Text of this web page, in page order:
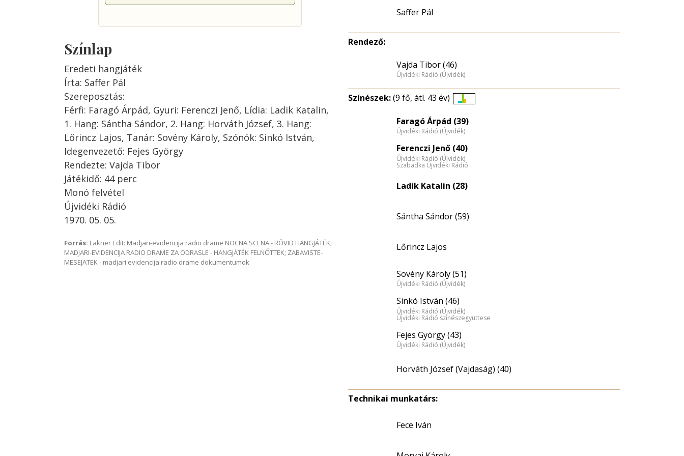
Színlap
Eredeti hangjáték
Írta: Saffer Pál
Szereposztás:
Férfi: Faragó Árpád, Gyuri: Ferenczi Jenő, Lídia: Ladik Katalin,
1. Hang: Sántha Sándor, 2. Hang: Horváth József, 3. Hang:
Lőrincz Lajos, Tanár: Sovény Károly, Szónók: Sinkó István,
Idegenvezető: Fejes György
Rendezte: Vajda Tibor
Játékidő: 44 perc
Monó felvétel
Újvidéki Rádió
1970. 05. 05.
Forrás: Lakner Edit: Madjari-evidencija radio drame NOCNA SCENA - RÖVID HANGJÁTÉK;
MADJARI-EVIDENCIJA RADIO DRAME ZA ODRASLE - HANGJÁTÉK FELNŐTTEK; ZABAVISTE-
MESEJATEK - madjari evidencija radio drame dokumentumok
Saffer Pál
Rendező:
Vajda Tibor (46)
Újvidéki Rádió (Újvidék)
Színészek:(9 fő, átl. 43 év)
eloszlás
nagyítása
Faragó Árpád (39)
Újvidéki Rádió (Újvidék)
Ferenczi Jenő (40)
Újvidéki Rádió (Újvidék)
Szabadka Újvidéki Rádió
Ladik Katalin (28)
Sántha Sándor (59)
Lőrincz Lajos
Sovény Károly (51)
Újvidéki Rádió (Újvidék)
Sinkó István (46)
Újvidéki Rádió (Újvidék)
Újvidéki Rádió színészegyüttese
Fejes György (43)
Újvidéki Rádió (Újvidék)
Horváth József (Vajdaság) (40)
Technikai munkatárs:
Fece Iván